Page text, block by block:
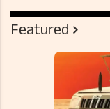
Featured